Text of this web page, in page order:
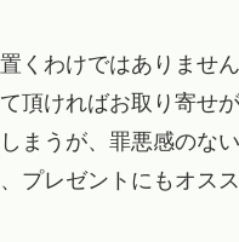
くわけではありませ
頂ければお取り寄せが
まうが、罪悪感のな
プレゼントにもオスス